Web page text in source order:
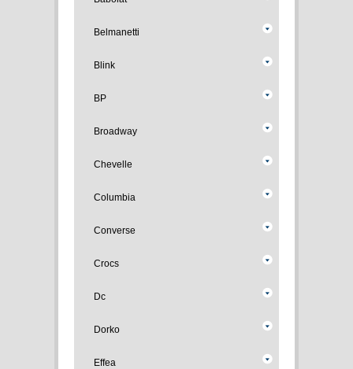
Belmanetti
Blink
BP
Broadway
Chevelle
Columbia
Converse
Crocs
Dc
Dorko
Effea